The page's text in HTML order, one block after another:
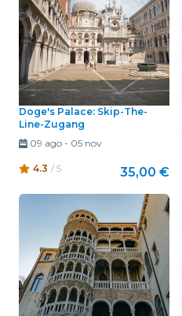
Doge's Palace: Skip-The-
Line-Zugang
09 ago- 05 nov
4.3 / 5 35,00 €